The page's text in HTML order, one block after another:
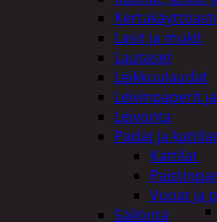
Lasit ja mukit
Lautaset
Leikkuulaudat
Leivinpaperit
Leivonta
Padat ja
Kattilat
Vuoat ja
Säilöntä